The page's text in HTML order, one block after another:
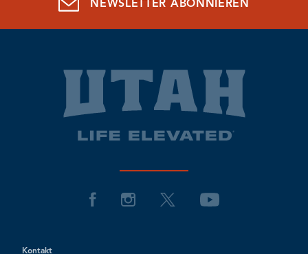
NEWSLETTER ABONNIEREN
Kontakt